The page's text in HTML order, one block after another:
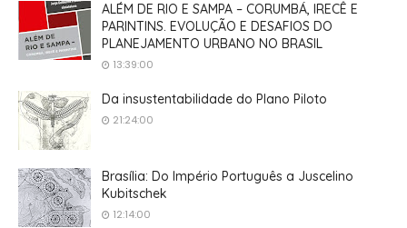
ALÉM DE RIO E SAMPA – CORUMBÁ, IRECÊ E
PARINTINS. EVOLUÇÃO E DESAFIOS DO
PLANEJAMENTO URBANO NO BRASIL
13:39:00
Da insustentabilidade do Plano Piloto
21:24:00
Brasília: Do Império Português a Juscelino
Kubitschek
12:14:00